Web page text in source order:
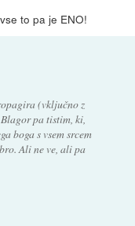
to pa je ENO!
(vključno z
pa tistim, ki,
boga s vsem srcem
Ali ne ve, ali pa